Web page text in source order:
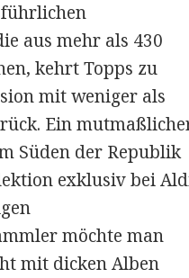
aus mehr als 430
kehrt Topps zu
mit weniger als
Ein
Süden der Republik
exklusiv bei
möchte man
mit dicken Alben